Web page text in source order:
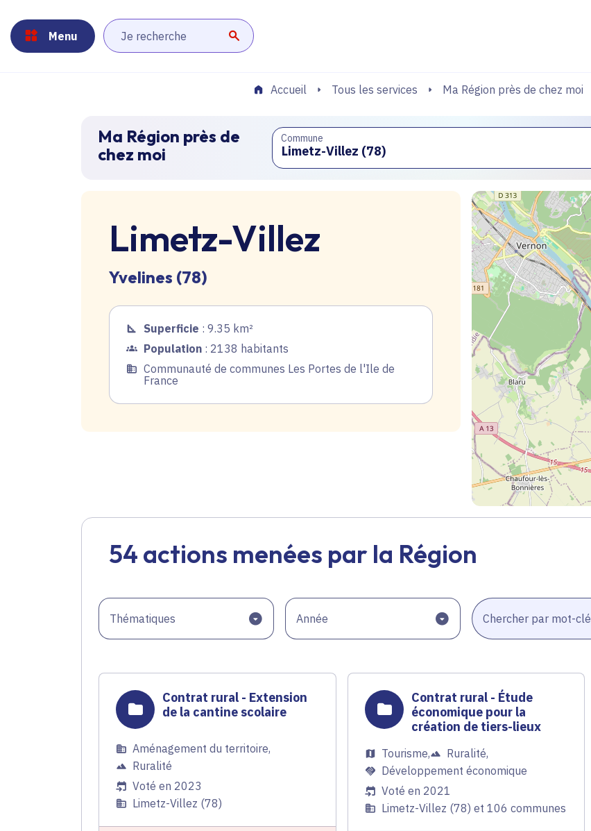
Menu
Lancer la recherche
Accueil Tous les services Ma Région près de chez moi
Ma Région près de
chez moi
Commune
Limetz-Villez
Yvelines (78)
Superficie : 9.35 km²
Population : 2138 habitants
Communauté de communes Les Portes de l'Ile de
France
54 actions menées par la Région
Chercher par mot-clé
Thématiques Année
Contrat rural - Extension
de la cantine scolaire
Aménagement du territoire,
Ruralité
Voté en 2023
Limetz-Villez (78)
Contrat rural - Étude
économique pour la
création de tiers-lieux
Tourisme, Ruralité,
Développement économique
Voté en 2021
Limetz-Villez (78) et 106 communes